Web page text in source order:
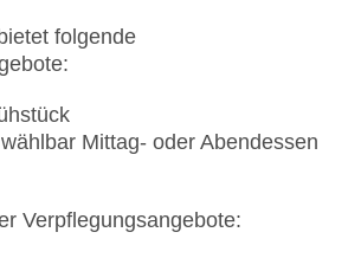
folgende
Mittag- oder Abendessen
Verpflegungsangebote: